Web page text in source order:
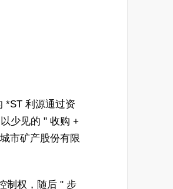
*ST 利源通过资
少见的 " 收购 +
市矿产股份有限
制权，随后 " 步